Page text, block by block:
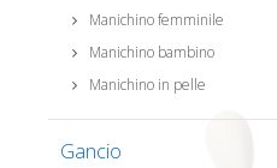
Manichino femminile
Manichino bambino
Manichino in pelle
Gancio